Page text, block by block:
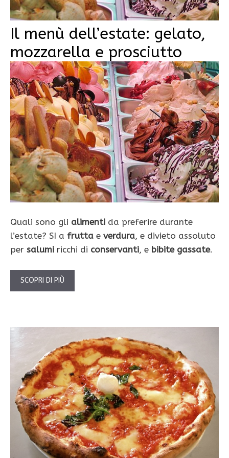
Il menù dell’estate: gelato,
mozzarella e prosciutto
Quali sono gli alimenti da preferire durante
l’estate? SI a frutta e verdura, e divieto assoluto
per salumi ricchi di conservanti, e bibite gassate.
SCOPRI DI PIÙ